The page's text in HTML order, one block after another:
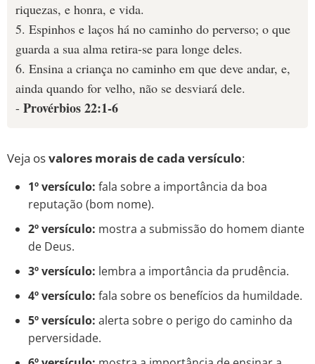
riquezas, e honra, e vida.
5. Espinhos e laços há no caminho do perverso; o que
guarda a sua alma retira-se para longe deles.
6. Ensina a criança no caminho em que deve andar, e,
ainda quando for velho, não se desviará dele.
- Provérbios 22:1-6
Veja osvalores morais de cada versículo:
1º versículo: fala sobre a importância da boa
reputação (bom nome).
2º versículo: mostra a submissão do homem diante
de Deus.
3º versículo: lembra a importância da prudência.
4º versículo: fala sobre os benefícios da humildade.
5º versículo: alerta sobre o perigo do caminho da
perversidade.